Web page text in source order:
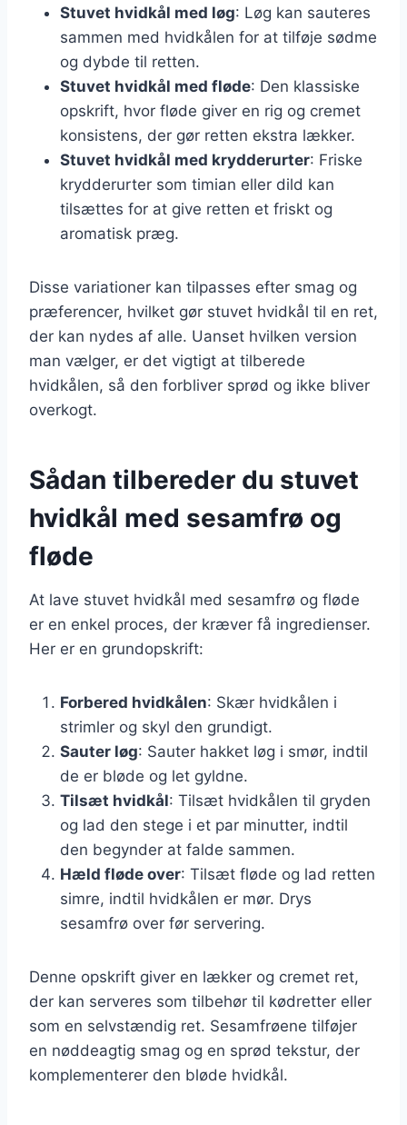
Stuvet hvidkål med løg: Løg kan sauteres
sammen med hvidkålen for at tilføje sødme
og dybde til retten.
Stuvet hvidkål med fløde: Den klassiske
opskrift, hvor fløde giver en rig og cremet
konsistens, der gør retten ekstra lækker.
Stuvet hvidkål med krydderurter: Friske
krydderurter som timian eller dild kan
tilsættes for at give retten et friskt og
aromatisk præg.
Disse variationer kan tilpasses efter smag og
præferencer, hvilket gør stuvet hvidkål til en ret,
der kan nydes af alle. Uanset hvilken version
man vælger, er det vigtigt at tilberede
hvidkålen, så den forbliver sprød og ikke bliver
overkogt.
Sådan tilbereder du stuvet
hvidkål med sesamfrø og
fløde
At lave stuvet hvidkål med sesamfrø og fløde
er en enkel proces, der kræver få ingredienser.
Her er en grundopskrift:
Forbered hvidkålen: Skær hvidkålen i
strimler og skyl den grundigt.
Sauter løg: Sauter hakket løg i smør, indtil
de er bløde og let gyldne.
Tilsæt hvidkål: Tilsæt hvidkålen til gryden
og lad den stege i et par minutter, indtil
den begynder at falde sammen.
Hæld fløde over: Tilsæt fløde og lad retten
simre, indtil hvidkålen er mør. Drys
sesamfrø over før servering.
Denne opskrift giver en lækker og cremet ret,
der kan serveres som tilbehør til kødretter eller
som en selvstændig ret. Sesamfrøene tilføjer
en nøddeagtig smag og en sprød tekstur, der
komplementerer den bløde hvidkål.